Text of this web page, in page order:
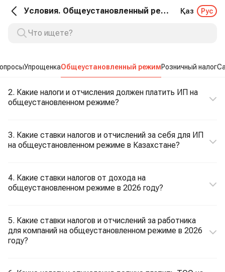
Условия. Общеустановленный режим Қаз Рус
УпрощенкаОбщеустановленный режимРозничный налог
2. Какие налоги и отчисления должен платить ИП на
общеустановленном режиме?
3. Какие ставки налогов и отчислений за себя для ИП
на общеустановленном режиме в Казахстане?
4. Какие ставки налогов от дохода на
общеустановленном режиме в 2026 году?
5. Какие ставки налогов и отчислений за работника
для компаний на общеустановленном режиме в 2026
году?